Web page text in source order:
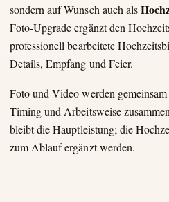
sondern auf Wunsch auch als
Foto-Upgrade ergänzt den
professionell bearbeitete
Details, Empfang und Feier.
Foto und Video werden
Timing und Arbeitsweise
bleibt die Hauptleistung; die
zum Ablauf ergänzt werden.